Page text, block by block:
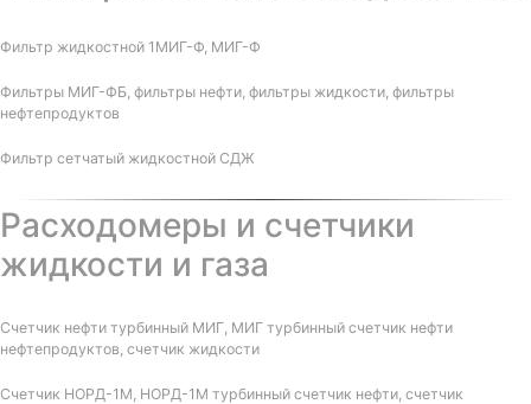
Фильтр жидкостной 1МИГ-Ф, МИГ-Ф
Фильтры МИГ-ФБ, фильтры нефти, фильтры жидкости, фильтры
нефтепродуктов
Фильтр сетчатый жидкостной СДЖ
Расходомеры и счетчики
жидкости и газа
Счетчик нефти турбинный МИГ, МИГ турбинный счетчик нефти
нефтепродуктов, счетчик жидкости
Счетчик НОРД-1М, НОРД-1М турбинный счетчик нефти, счетчик